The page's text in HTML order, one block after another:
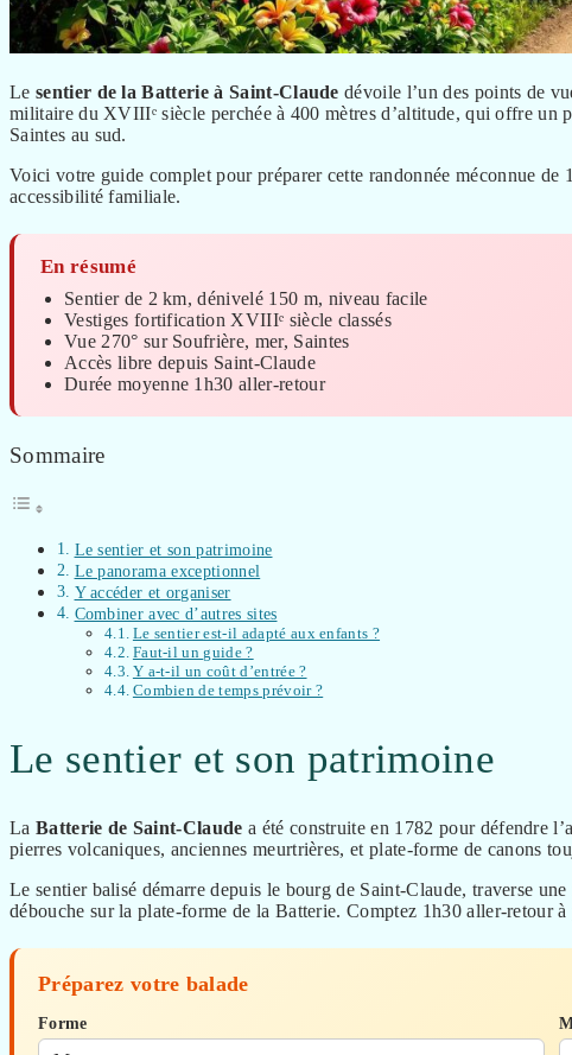
Le sentier de la Batterie à Saint-Claude dévoile l’un des points de
militaire du XVIIIᵉ siècle perchée à 400 mètres d’altitude, qui offre un
Saintes au sud.
Voici votre guide complet pour préparer cette randonnée méconnue
accessibilité familiale.
En résumé
Sentier de 2 km, dénivelé 150 m, niveau facile
Vestiges fortification XVIIIᵉ siècle classés
Vue 270° sur Soufrière, mer, Saintes
Accès libre depuis Saint-Claude
Durée moyenne 1h30 aller-retour
Sommaire
Le sentier et son patrimoine
Le panorama exceptionnel
Y accéder et organiser
Combiner avec d’autres sites
Le sentier est-il adapté aux enfants ?
Faut-il un guide ?
Y a-t-il un coût d’entrée ?
Combien de temps prévoir ?
Le sentier et son patrimoine
La Batterie de Saint-Claude a été construite en 1782 pour défendre
pierres volcaniques, anciennes meurtrières, et plate-forme de canons
Le sentier balisé démarre depuis le bourg de Saint-Claude, traverse
débouche sur la plate-forme de la Batterie. Comptez 1h30 aller-retour
Préparez votre balade
Forme